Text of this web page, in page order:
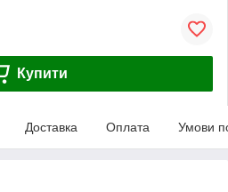
Купити
Доставка Оплата Умови